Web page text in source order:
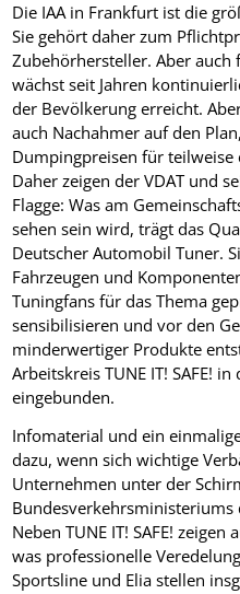
Die IAA in Frankfurt ist die
Sie gehört daher zum
Zubehörhersteller. Aber auch
wächst seit Jahren
der Bevölkerung erreicht.
auch Nachahmer auf den
Dumpingpreisen für
Daher zeigen der VDAT und
Flagge: Was am
sehen sein wird, trägt das
Deutscher Automobil Tuner.
Fahrzeugen und
Tuningfans für das Thema
sensibilisieren und vor den
minderwertiger Produkte
Arbeitskreis TUNE IT! SAFE!
eingebunden.
Infomaterial und ein
dazu, wenn sich wichtige
Unternehmen unter der
Bundesverkehrsministeriums
Neben TUNE IT! SAFE!
was professionelle
Sportsline und Elia stellen